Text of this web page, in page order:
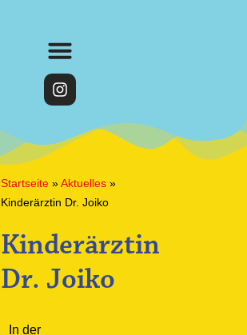
Startseite »Aktuelles »
Kinderärztin Dr. Joiko
Kinderärztin
Dr. Joiko
In der